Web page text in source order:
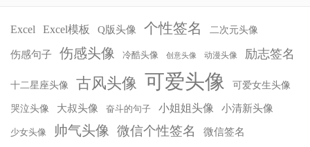
Excel Excel模板 Q版头像 个性签名 二次元头像
伤感句子 伤感头像 冷酷头像 创意头像 动漫头像 励志签名
十二星座头像 古风头像 可爱头像 可爱女生头像
哭泣头像 大叔头像 奋斗的句子 小姐姐头像 小清新头像
少女头像 帅气头像 微信个性签名 微信签名